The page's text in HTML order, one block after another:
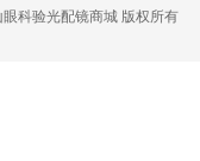
科验光配镜商城 版权所有